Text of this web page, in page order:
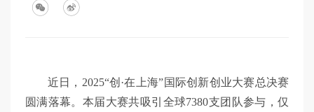
近日，2025“创·在上海”国际创新创业大赛总决赛
圆满落幕。本届大赛共吸引全球7380支团队参与，仅